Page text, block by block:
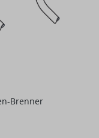
Brenner